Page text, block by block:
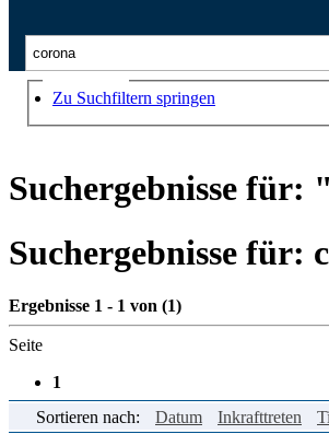
Zu Suchfiltern springen
Suchergebnisse für: "
Suchergebnisse für:
Ergebnisse 1 - 1 von (1)
Seite
1
Einträge pro Seite
Sortieren nach: Datum Inkrafttreten